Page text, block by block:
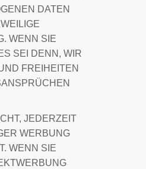
DATEN
WENN SIE
SEI DENN, WIR
FREIHEITEN
JEDERZEIT
WERBUNG
WENN SIE